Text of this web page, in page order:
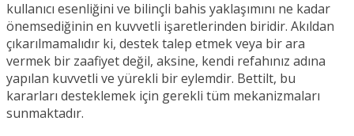
kullanıcı esenliğini ve bilinçli bahis yaklaşımını ne kadar
önemsediğinin en kuvvetli işaretlerinden biridir. Akıldan
çıkarılmamalıdır ki, destek talep etmek veya bir ara
vermek bir zaafiyet değil, aksine, kendi refahınız adına
yapılan kuvvetli ve yürekli bir eylemdir. Bettilt, bu
kararları desteklemek için gerekli tüm mekanizmaları
sunmaktadır.